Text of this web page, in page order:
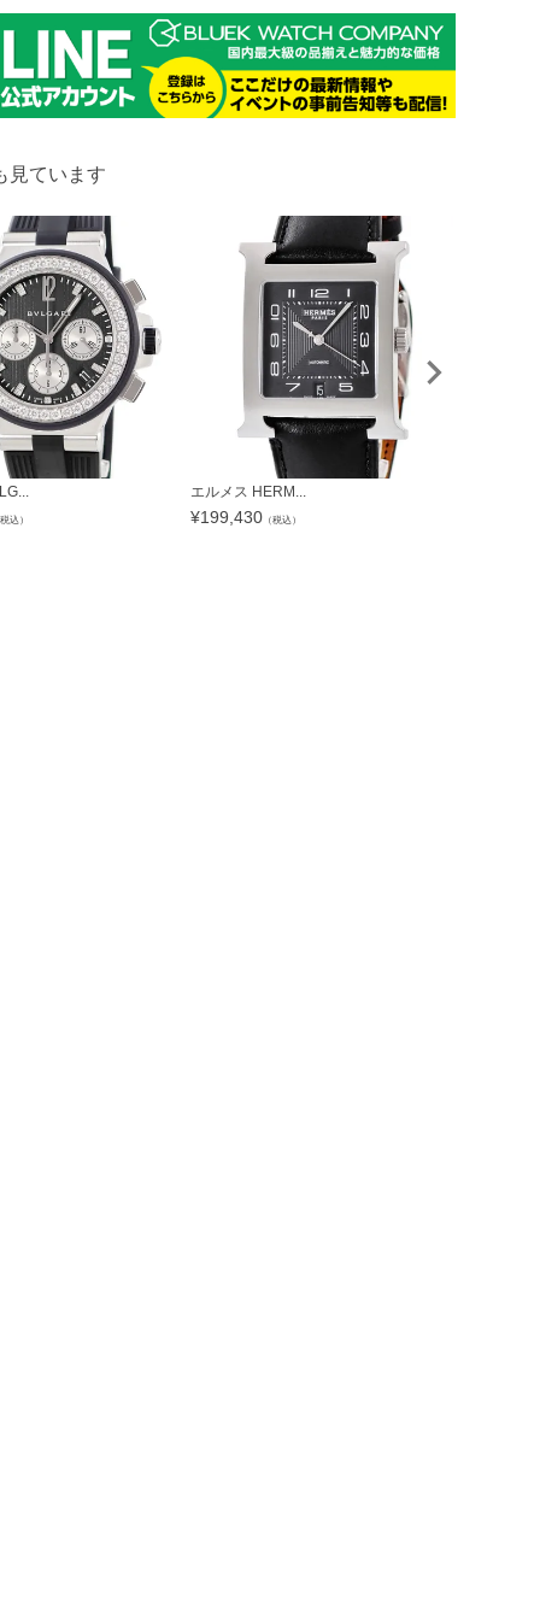
見ています
込）
エルメス HERM...
¥199,430 （税込）